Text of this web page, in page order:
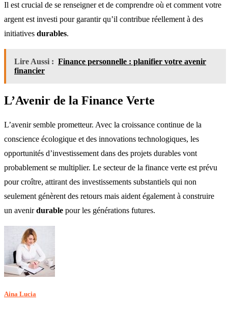
Il est crucial de se renseigner et de comprendre où et comment votre
argent est investi pour garantir qu’il contribue réellement à des
initiatives durables.
Lire Aussi : Finance personnelle : planifier votre avenir
financier
L’Avenir de la Finance Verte
L’avenir semble prometteur. Avec la croissance continue de la
conscience écologique et des innovations technologiques, les
opportunités d’investissement dans des projets durables vont
probablement se multiplier. Le secteur de la finance verte est prévu
pour croître, attirant des investissements substantiels qui non
seulement génèrent des retours mais aident également à construire
un avenirdurable pour les générations futures.
Aina Lucia